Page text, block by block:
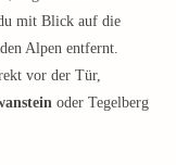
mit Blick auf die
Alpen entfernt.
vor der Tür,
oder Tegelberg